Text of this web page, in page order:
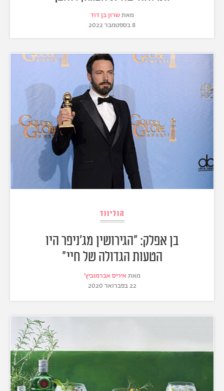
מאתשרון בן דוד
8 בספטמבר 2022
הוליווד
בן אפלק: "הגירושין מג'ניפר היו
הטעות הגדולה של חיי"
מאת איריס אברמוביץ'
22 בפברואר 2020